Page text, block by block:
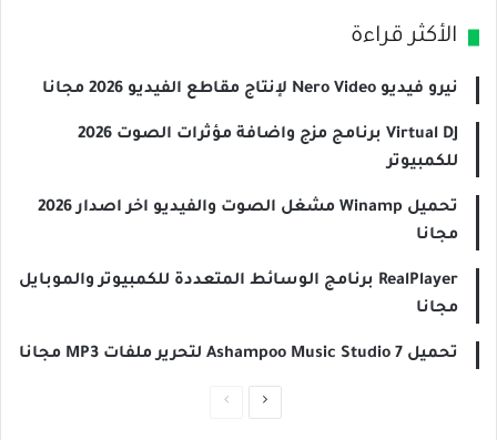
الأكثر قراءة
نيرو فيديو Nero Video لإنتاج مقاطع الفيديو 2026 مجانا
Virtual DJ برنامج مزج واضافة مؤثرات الصوت 2026
للكمبيوتر
تحميل Winamp مشغل الصوت والفيديو اخر اصدار 2026
مجانا
RealPlayer برنامج الوسائط المتعددة للكمبيوتر والموبايل
مجانا
تحميل 7 Ashampoo Music Studio لتحرير ملفات MP3 مجانا
الصفحةالصفحة